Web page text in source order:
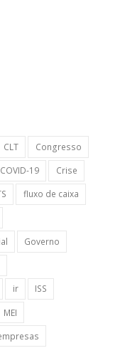
CLT
Congresso
COVID-19
Crise
fluxo de caixa
Governo
ir
ISS
MEI